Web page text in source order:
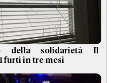
della solidarietà Il
furti in tre mesi